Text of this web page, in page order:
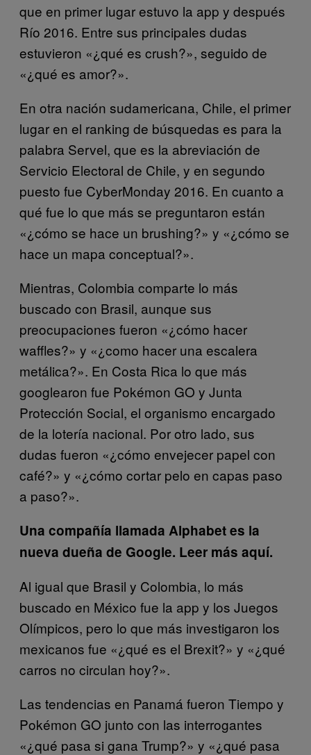
que en primer lugar estuvo la app y después
Río 2016. Entre sus principales dudas
estuvieron «¿qué es crush?», seguido de
«¿qué es amor?».
En otra nación sudamericana, Chile, el primer
lugar en el ranking de búsquedas es para la
palabra Servel, que es la abreviación de
Servicio Electoral de Chile, y en segundo
puesto fue CyberMonday 2016. En cuanto a
qué fue lo que más se preguntaron están
«¿cómo se hace un brushing?» y «¿cómo se
hace un mapa conceptual?».
Mientras, Colombia comparte lo más
buscado con Brasil, aunque sus
preocupaciones fueron «¿cómo hacer
waffles?» y «¿como hacer una escalera
metálica?». En Costa Rica lo que más
googlearon fue Pokémon GO y Junta
Protección Social, el organismo encargado
de la lotería nacional. Por otro lado, sus
dudas fueron «¿cómo envejecer papel con
café?» y «¿cómo cortar pelo en capas paso
a paso?».
Una compañía llamada Alphabet es la
nueva dueña de Google. Leer más aquí.
Al igual que Brasil y Colombia, lo más
buscado en México fue la app y los Juegos
Olímpicos, pero lo que más investigaron los
mexicanos fue «¿qué es el Brexit?» y «¿qué
carros no circulan hoy?».
Las tendencias en Panamá fueron Tiempo y
Pokémon GO junto con las interrogantes
«¿qué pasa si gana Trump?» y «¿qué pasa